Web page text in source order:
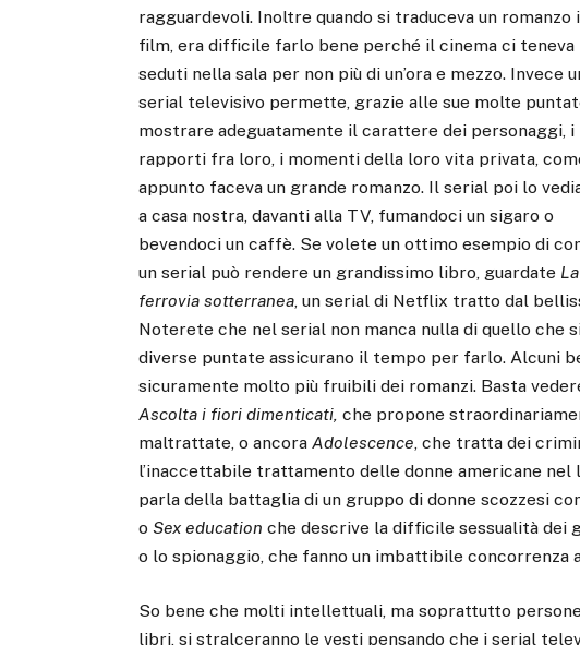
ragguardevoli. Inoltre quando si traduceva un romanzo
film, era difficile farlo bene perché il cinema ci teneva
seduti nella sala per non più di un’ora e mezzo. Invece
serial televisivo permette, grazie alle sue molte
mostrare adeguatamente il carattere dei personaggi, i
rapporti fra loro, i momenti della loro vita privata,
appunto faceva un grande romanzo. Il serial poi lo
a casa nostra, davanti alla TV, fumandoci un sigaro o
bevendoci un caffè. Se volete un ottimo esempio di
un serial può rendere un grandissimo libro, guardate La
ferrovia sotterranea , un serial di Netflix tratto dal
Noterete che nel serial non manca nulla di quello
diverse puntate assicurano il tempo per farlo. Alcuni
sicuramente molto più fruibili dei romanzi. Basta
Ascolta i fiori dimenticati,che propone
maltrattate, o ancoraAdolescence , che tratta dei
l’inaccettabile trattamento delle donne americane nel
parla della battaglia di un gruppo di donne scozzesi
oSex education che descrive la difficile sessualità dei
o lo spionaggio, che fanno un imbattibile concorrenza
So bene che molti intellettuali, ma soprattutto
libri, si stralceranno le vesti pensando che i serial